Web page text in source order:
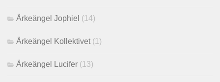
Ärkeängel Jophiel (14)
Ärkeängel Kollektivet (1)
Ärkeängel Lucifer (13)